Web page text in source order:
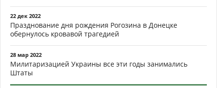
22 дек 2022
Празднование дня рождения Рогозина в Донецке
обернулось кровавой трагедией
28 мар 2022
Милитаризацией Украины все эти годы занимались
Штаты